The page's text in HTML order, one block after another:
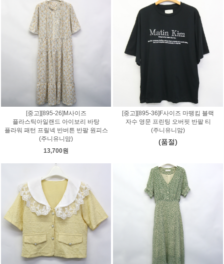
[중고][895-26]M사이즈
플라스틱아일랜드 아이보리 바탕
플라워 패턴 프릴넥 반버튼 반팔 원피스
(주니유니맘)
13,700원
[중고][895-36]F사이즈 마뗑킴 블랙
자수 영문 프린팅 오버핏 반팔 티
(주니유니맘)
(품절)